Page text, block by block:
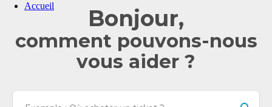
Accueil
allez
redirigé
vers
détaillée
Bonjour,
comment pouvons-nous
vous aider ?